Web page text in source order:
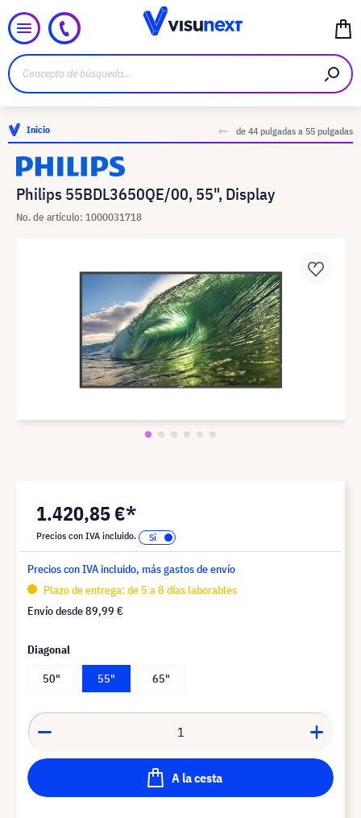
Inicio de 44 pulgadas a 55 pulgadas
Philips 55BDL3650QE/00, 55", Display
No. de artículo: 1000031718
1.420,85 €*
Precios con IVA incluido.
Precios con IVA incluido, más gastos de envío
Plazo de entrega: de 5 a 8 días laborables
Envío desde89,99 €
Diagonal
50"
55" 65"
A la cesta